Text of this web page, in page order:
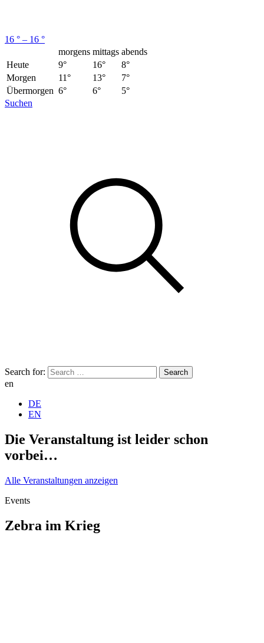
16 ° – 16 °
morgens mittags abends
Heute
9° 16°
8°
Morgen
11° 13°
7°
Übermorgen 6° 6°
5°
Suchen
Search for:
en
DE
EN
Die Veranstaltung ist leider schon
vorbei…
Alle Veranstaltungen anzeigen
Events
Zebra im Krieg